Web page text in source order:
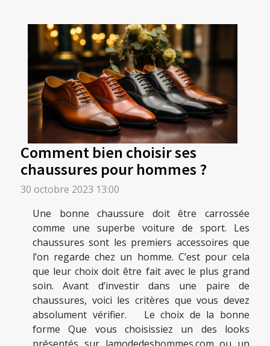
Comment bien choisir ses
chaussures pour hommes ?
30 octobre 2023 13:00
Une bonne chaussure doit être carrossée
comme une superbe voiture de sport. Les
chaussures sont les premiers accessoires que
l’on regarde chez un homme. C’est pour cela
que leur choix doit être fait avec le plus grand
soin. Avant d’investir dans une paire de
chaussures, voici les critères que vous devez
absolument vérifier. Le choix de la bonne
forme Que vous choisissiez un des looks